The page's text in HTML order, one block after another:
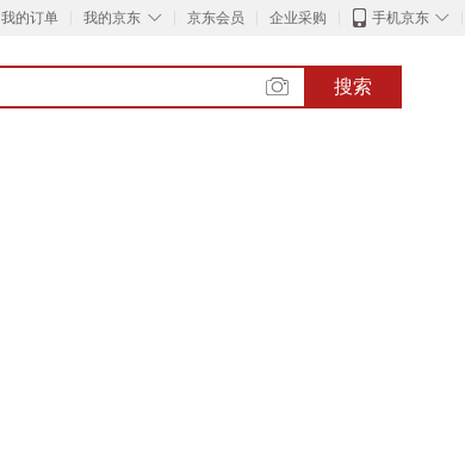
我的订单 ◇
我的京东 京东会员 企业采购 ◇
手机京东
搜索